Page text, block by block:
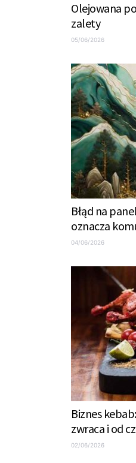
Olejowana
zalety
05/06/2026
Błąd na
oznacza
04/06/2026
Biznes
zwraca i od
02/06/2026